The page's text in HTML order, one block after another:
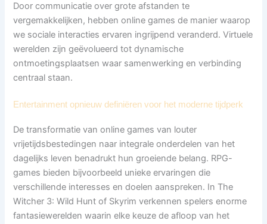
Door communicatie over grote afstanden te
vergemakkelijken, hebben online games de manier waarop
we sociale interacties ervaren ingrijpend veranderd. Virtuele
werelden zijn geëvolueerd tot dynamische
ontmoetingsplaatsen waar samenwerking en verbinding
centraal staan.
Entertainment opnieuw definiëren voor het moderne tijdperk
De transformatie van online games van louter
vrijetijdsbestedingen naar integrale onderdelen van het
dagelijks leven benadrukt hun groeiende belang. RPG-
games bieden bijvoorbeeld unieke ervaringen die
verschillende interesses en doelen aanspreken. In The
Witcher 3: Wild Hunt of Skyrim verkennen spelers enorme
fantasiewerelden waarin elke keuze de afloop van het